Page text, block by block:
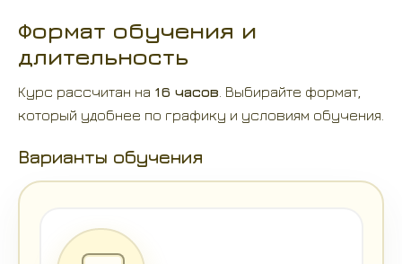
Формат обучения и
длительность
Курс рассчитан на 16 часов . Выбирайте формат,
который удобнее по графику и условиям обучения.
Варианты обучения